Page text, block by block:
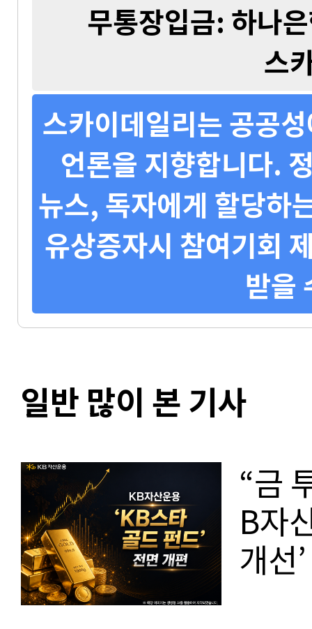
무통장입금: 하나
스
스카이데일리는 공공
언론을 지향합니다.
뉴스, 독자에게 할당하
유상증자시 참여기회
받을
일반 많이 본 기사
“금
B자
개선’